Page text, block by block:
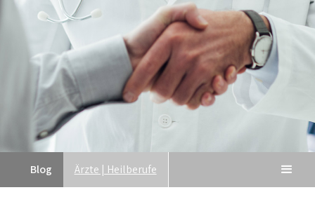
Blog Ärzte | Heilberufe